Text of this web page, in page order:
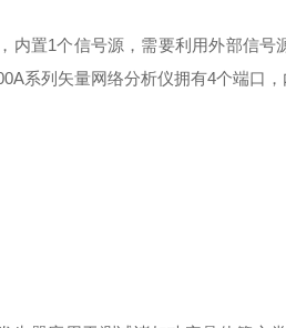
内置1个信号源，需要利用外部信号
系列矢量网络分析仪拥有4个端口